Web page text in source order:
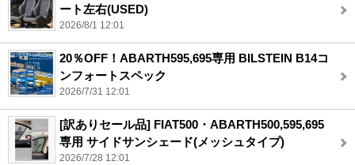
ート左右(USED)
2026/8/1 12:01
20％OFF！ABARTH595,695専用 BILSTEIN B14コ
ンフォートスペック
2026/7/31 12:01
[訳ありセール品] FIAT500・ABARTH500,595,695
専用 サイドサンシェード(メッシュタイプ)
2026/7/28 12:01